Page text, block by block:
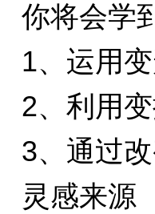
你将会学
1、运用
2、利用
3、通过
灵感来源